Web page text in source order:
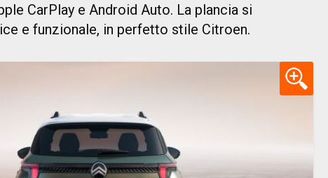
CarPlay e Android Auto. La plancia si
e funzionale, in perfetto stile Citroen.